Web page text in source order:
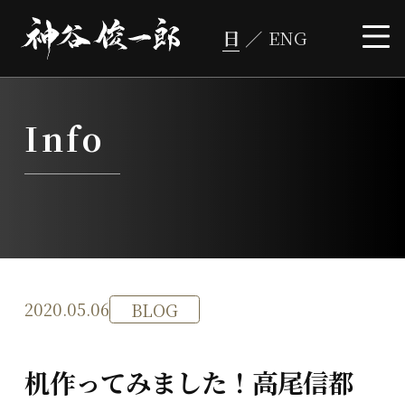
ス
Info
2020.05.06 BLOG
机作ってみました！高尾信都